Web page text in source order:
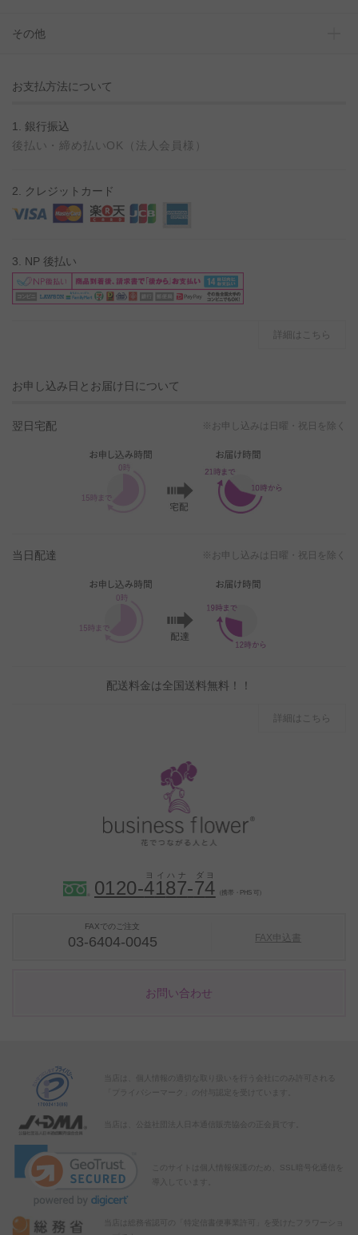
その他
お支払方法について
1. 銀行振込
後払い・締め払いOK（法人会員様）
2. クレジットカード
3. NP 後払い
詳細はこちら
お申し込み日とお届け日について
翌日宅配 ※お申し込みは日曜・祝日を除く
当日配達 ※お申し込みは日曜・祝日を除く
配送料金は全国送料無料！！
詳細はこちら
0120-4187-74 （携帯・PHS 可）
FAXでのご注文
03-6404-0045 FAX申込書
お問い合わせ
当店は、個人情報の適切な取り扱いを行う会社にのみ許可される
「プライバシーマーク」の付与認定を受けています。
当店は、公益社団法人日本通信販売協会の正会員です。
このサイトは個人情報保護のため、SSL暗号化通信を
導入しています。
当店は総務省認可の「特定信書便事業許可」を受けたフラワーショ